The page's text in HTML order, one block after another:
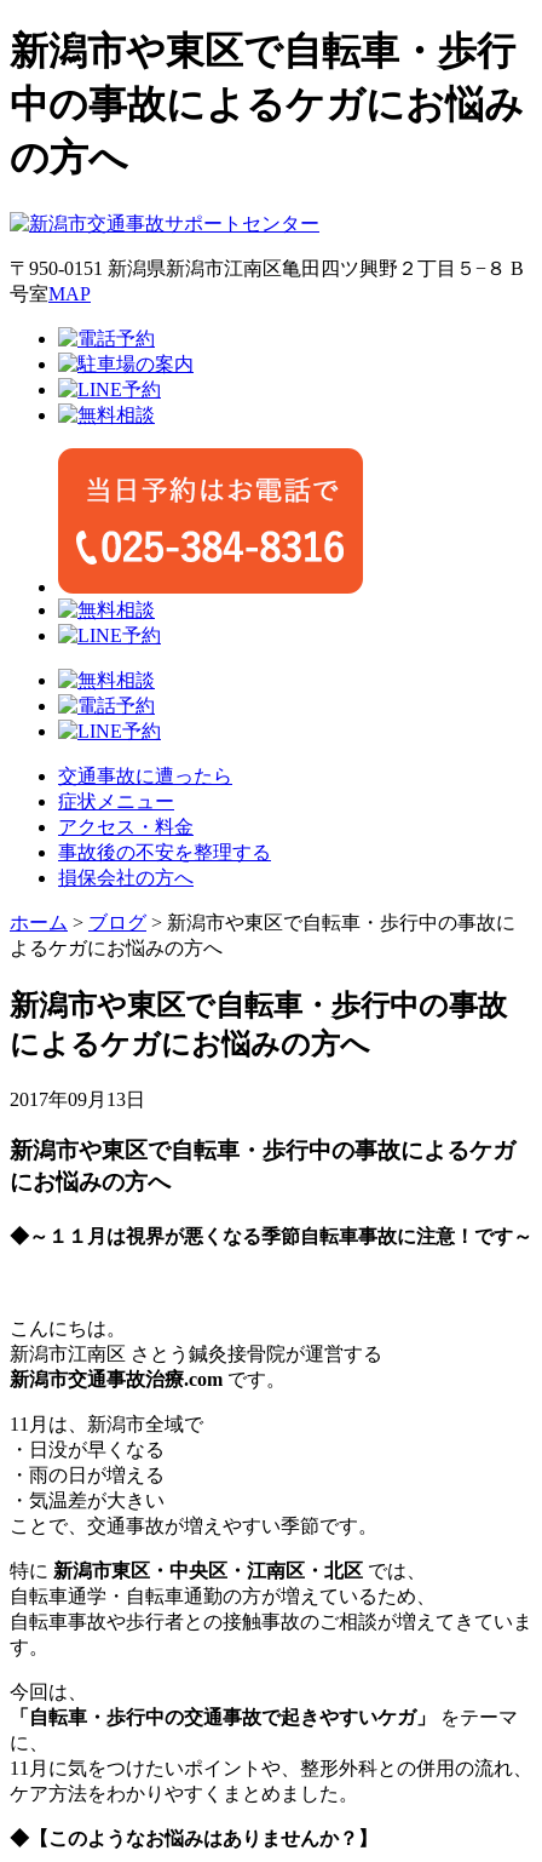
新潟市や東区で自転車・歩行
中の事故によるケガにお悩み
の方へ
〒950-0151 新潟県新潟市江南区亀田四ツ興野２丁目５−８ B
号室MAP
交通事故に遭ったら
症状メニュー
アクセス・料金
事故後の不安を整理する
損保会社の方へ
ホーム > ブログ > 新潟市や東区で自転車・歩行中の事故に
よるケガにお悩みの方へ
新潟市や東区で自転車・歩行中の事故
によるケガにお悩みの方へ
2017年09月13日
新潟市や東区で自転車・歩行中の事故によるケガ
にお悩みの方へ
◆～１１月は視界が悪くなる季節自転車事故に注意！です～
こんにちは。
新潟市江南区 さとう鍼灸接骨院が運営する
新潟市交通事故治療.com です。
11月は、新潟市全域で
・日没が早くなる
・雨の日が増える
・気温差が大きい
ことで、交通事故が増えやすい季節です。
特に 新潟市東区・中央区・江南区・北区 では、
自転車通学・自転車通勤の方が増えているため、
自転車事故や歩行者との接触事故のご相談が増えてきていま
す。
今回は、
「自転車・歩行中の交通事故で起きやすいケガ」
をテーマ
に、
11月に気をつけたいポイントや、整形外科との併用の流れ、
ケア方法をわかりやすくまとめました。
◆ 【このようなお悩みはありませんか？】